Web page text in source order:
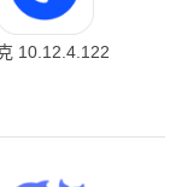
10.12.4.122